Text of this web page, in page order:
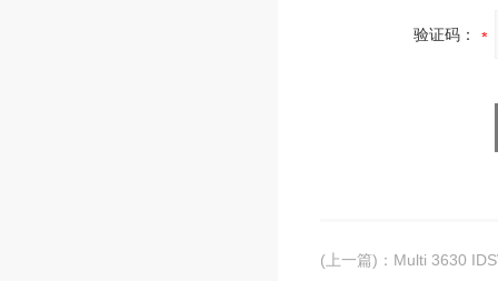
验证码：
(上一篇) ： Multi 3630